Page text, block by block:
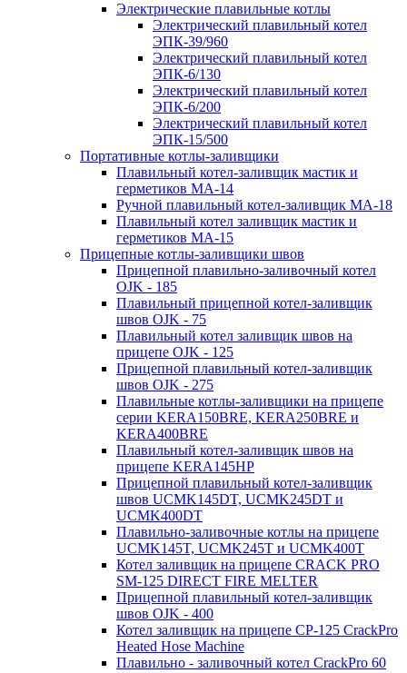
Электрические плавильные котлы
Электрический плавильный котел
ЭПК-39/960
Электрический плавильный котел
ЭПК-6/130
Электрический плавильный котел
ЭПК-6/200
Электрический плавильный котел
ЭПК-15/500
Портативные котлы-заливщики
Плавильный котел-заливщик мастик и
герметиков МА-14
Ручной плавильный котел-заливщик МА-18
Плавильный котел заливщик мастик и
герметиков МА-15
Прицепные котлы-заливщики швов
Прицепной плавильно-заливочный котел
OJK - 185
Плавильный прицепной котел-заливщик
швов OJK - 75
Плавильный котел заливщик швов на
прицепе OJK - 125
Прицепной плавильный котел-заливщик
швов OJK - 275
Плавильные котлы-заливщики на прицепе
серии KERA150BRE, KERA250BRE и
KERA400BRE
Плавильный котел-заливщик швов на
прицепе KERA145HP
Прицепной плавильный котел-заливщик
швов UCMK145DT, UCMK245DT и
UCMK400DT
Плавильно-заливочные котлы на прицепе
UCMK145T, UCMK245T и UCMK400T
Котел заливщик на прицепе CRACK PRO
SM-125 DIRECT FIRE MELTER
Прицепной плавильный котел-заливщик
швов OJK - 400
Котел заливщик на прицепе CP-125 CrackPro
Heated Hose Machine
Плавильно - заливочный котел CrackPro 60